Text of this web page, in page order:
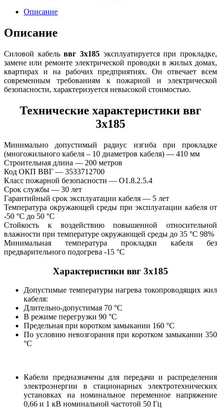
Описание
Описание
Силовой кабельввг 3х185 эксплуатируется при прокладке,
замене или ремонте электрической проводки в жилых домах,
квартирах и на рабочих предприятиях. Он отвечает всем
современным требованиям к пожарной и электрической
безопасности, характеризуется невысокой стоимостью.
Технические характеристики ввг
3х185
Минимально допустимый радиус изгиба при прокладке
(многожильного кабеля – 10 диаметров кабеля) — 410 мм
Строительная длина — 200 метров
Код ОКП ВВГ — 3533712700
Класс пожарной безопасности — O1.8.2.5.4
Срок службы — 30 лет
Гарантийный срок эксплуатации кабеля — 5 лет
Температура окружающей среды при эксплуатации кабеля от
-50 °С до 50 °С
Стойкость к воздействию повышенной относительной
влажности при температуре окружающей среды до 35 °C 98%
Минимальная температура прокладки кабеля без
предварительного подогрева -15 °С
Характеристики ввг 3х185
Допустимые температуры нагрева токопроводящих жил
кабеля:
Длительно-допустимая 70 °С
В режиме перегрузки 90 °С
Предельная при коротком замыкании 160 °С
По условию невозгорания при коротком замыкании 350
°С
Кабели предназначены для передачи и распределения
электроэнергии в стационарных электротехнических
установках на номинальное переменное напряжение
0,66 и 1 кВ номинальной частотой 50 Гц